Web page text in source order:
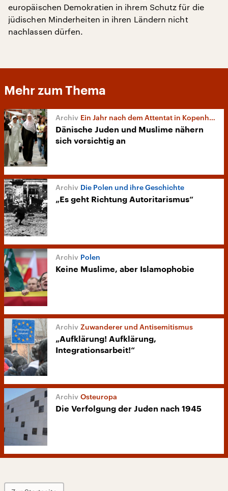
europäischen Demokratien in ihrem Schutz für die
jüdischen Minderheiten in ihren Ländern nicht
nachlassen dürfen.
Mehr zum Thema
Ein Jahr nach dem Attentat in Kopenhagen
Dänische Juden und Muslime nähern
sich vorsichtig an
Die Polen und ihre Geschichte
„Es geht Richtung Autoritarismus“
Polen
Keine Muslime, aber Islamophobie
Zuwanderer und Antisemitismus
„Aufklärung! Aufklärung,
Integrationsarbeit!“
Osteuropa
Die Verfolgung der Juden nach 1945